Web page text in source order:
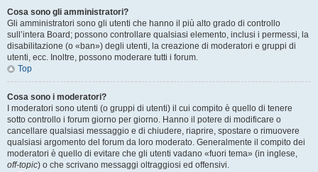
Cosa sono gli amministratori?
Gli amministratori sono gli utenti che hanno il più alto grado di controllo
sull’intera Board; possono controllare qualsiasi elemento, inclusi i permessi, la
disabilitazione (o «ban») degli utenti, la creazione di moderatori e gruppi di
utenti, ecc. Inoltre, possono moderare tutti i forum.
Top
Cosa sono i moderatori?
I moderatori sono utenti (o gruppi di utenti) il cui compito è quello di tenere
sotto controllo i forum giorno per giorno. Hanno il potere di modificare o
cancellare qualsiasi messaggio e di chiudere, riaprire, spostare o rimuovere
qualsiasi argomento del forum da loro moderato. Generalmente il compito dei
moderatori è quello di evitare che gli utenti vadano «fuori tema» (in inglese,
off-topic) o che scrivano messaggi oltraggiosi ed offensivi.